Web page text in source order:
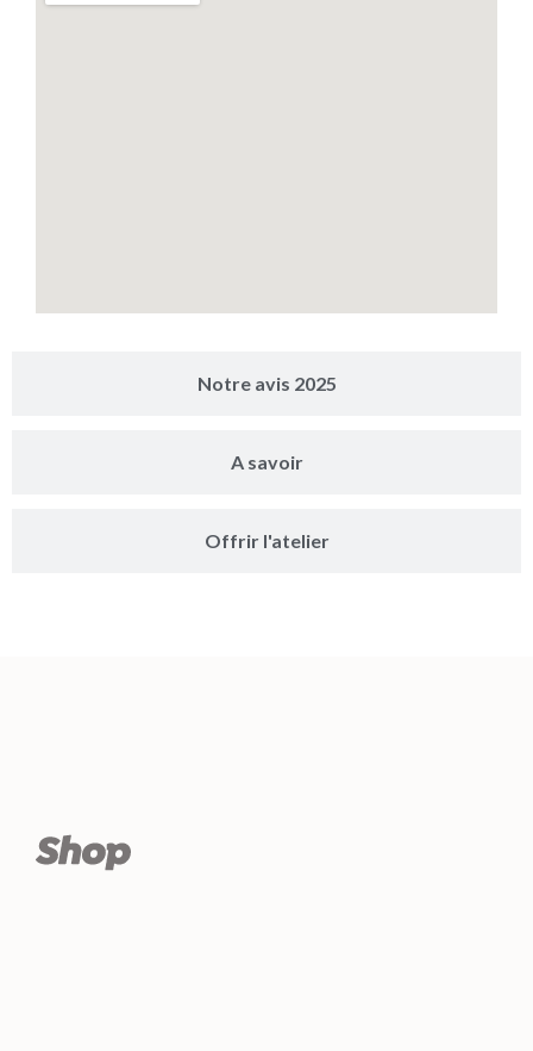
Notre avis 2025
A savoir
Offrir l'atelier